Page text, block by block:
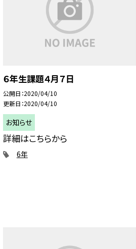
６年生課題４月７日
公開日 2020/04/10
更新日 2020/04/10
お知らせ
詳細はこちらから
6年